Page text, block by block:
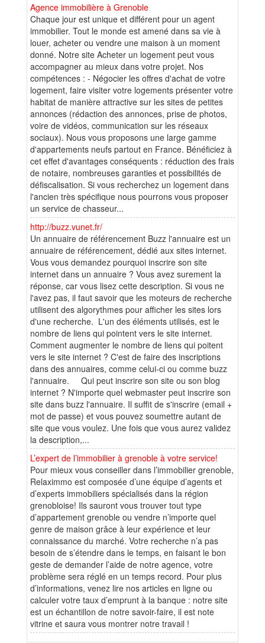
Agence immobilière à Grenoble
Chaque jour est unique et différent pour un agent
immobilier. Tout le monde est amené dans sa vie à
louer, acheter ou vendre une maison à un moment
donné. Notre site Acheter un logement peut vous
accompagner au mieux dans votre projet. Nos
compétences : - Négocier les offres d'achat de votre
logement, faire visiter votre logements présenter votre
habitat de manière attractive sur les sites de petites
annonces (rédaction des annonces, prise de photos,
voire de vidéos, communication sur les réseaux
sociaux). Nous vous proposons une large gamme
d'appartements neufs partout en France. Bénéficiez à
cet effet d'avantages conséquents : réduction des frais
de notaire, nombreuses garanties et possibilités de
défiscalisation. Si vous recherchez un logement dans
l'ancien très spécifique nous pourrons vous proposer
un service de chasseur...
http://buzz.vunet.fr/
Un annuaire de référencement Buzz l'annuaire est un
annuaire de référencement, dédié aux sites internet.
Vous vous demandez pourquoi inscrire son site
internet dans un annuaire ? Vous avez surement la
réponse, car vous lisez cette description. Si vous ne
l'avez pas, il faut savoir que les moteurs de recherche
utilisent des algorythmes pour afficher les sites lors
d'une recherche. L'un des éléments utilisés, est le
nombre de liens qui pointent vers le site internet.
Comment augmenter le nombre de liens qui poitent
vers le site internet ? C'est de faire des inscriptions
dans des annuaires, comme celui-ci ou comme buzz
l'annuaire. Qui peut inscrire son site ou son blog
internet ? N'importe quel webmaster peut inscrire son
site dans buzz l'annuaire. Il suffit de s'inscrire (email +
mot de passe) et vous pouvez soumettre autant de
site que vous voulez. Une fois que vous aurez validez
la description,...
L’expert de l’immobilier à grenoble à votre service!
Pour mieux vous conseiller dans l’immobilier grenoble,
Relaximmo est composée d’une équipe d’agents et
d’experts immobiliers spécialisés dans la région
grenobloise! Ils sauront vous trouver tout type
d’appartement grenoble ou vendre n’importe quel
genre de maison grâce à leur expérience et leur
connaissance du marché. Votre recherche n’a pas
besoin de s’étendre dans le temps, en faisant le bon
geste de demander l’aide de notre agence, votre
problème sera réglé en un temps record. Pour plus
d’informations, venez lire nos articles en ligne ou
calculer votre taux d’emprunt à la banque : notre site
est un échantillon de notre savoir-faire, il est note
vitrine et saura vous montrer notre travail !